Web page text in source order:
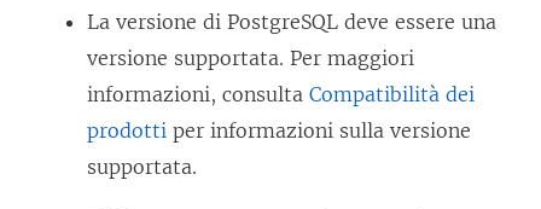
La versione di PostgreSQL deve essere una
versione supportata. Per maggiori
informazioni, consulta Compatibilità dei
prodotti per informazioni sulla versione
supportata.